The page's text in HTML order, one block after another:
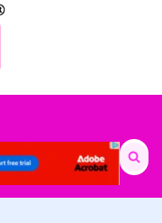
Search
for: